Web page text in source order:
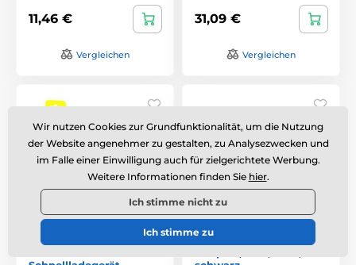
11,46 €
Vergleichen
31,09 €
Vergleichen
Blavec Ladegerät BC-9
BlueStar Slim USB-C
Wir nutzen Cookies zur Grundfunktionalität, um die Nutzung
der Website angenehmer zu gestalten, zu Analysezwecken und
im Falle einer Einwilligung auch für zielgerichtete Werbung.
Weitere Informationen finden Sie hier.
Ich stimme nicht zu
Ich stimme zu